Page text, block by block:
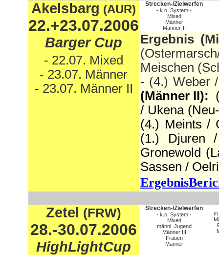
Akelsbarg (AUR)
22.+23.07.2006
Barger Cup
- 22.07. Mixed
- 23.07. Männer
- 23.07. Männer II
Strecken-/Zielwerfen
- k.o. System -
Mixed
Männer
Männer-II
Ergebnis
Meischen
- (4.) Weber
(Männer II):
/ Ukena
(4.) Meints /
(1.) Djuren
Gronewold
Sassen /
Zetel (FRW)
28.-30.07.2006
HighLightCup
Strecken-/Zielwerfen
- k.o. System -
Mixed
männl. Jugend
Männer III
Frauen
Männer